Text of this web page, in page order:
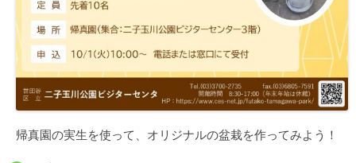
帰真園の実生を使って、オリジナルの盆栽を作ってみよう！